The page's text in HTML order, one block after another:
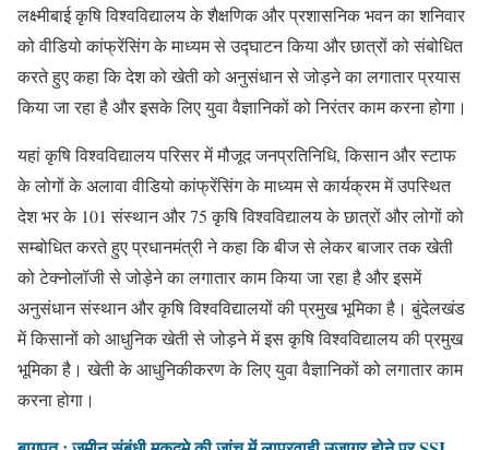
लक्ष्मीबाई कृषि विश्वविद्यालय के शैक्षणिक और प्रशासनिक भवन का शनिवार
को वीडियो कांफ्रेंसिंग के माध्यम से उद्घाटन किया और छात्रों को संबोधित
करते हुए कहा कि देश को खेती को अनुसंधान से जोड़ने का लगातार प्रयास
किया जा रहा है और इसके लिए युवा वैज्ञानिकों को निरंतर काम करना होगा।
यहां कृषि विश्वविद्यालय परिसर में मौजूद जनप्रतिनिधि, किसान और स्टाफ
के लोगों के अलावा वीडियो कांफ्रेंसिंग के माध्यम से कार्यक्रम में उपस्थित
देश भर के 101 संस्थान और 75 कृषि विश्वविद्यालय के छात्रों और लोगों को
सम्बोधित करते हुए प्रधानमंत्री ने कहा कि बीज से लेकर बाजार तक खेती
को टेक्नोलॉजी से जोड़ेने का लगातार काम किया जा रहा है और इसमें
अनुसंधान संस्थान और कृषि विश्वविद्यालयों की प्रमुख भूमिका है। बुंदेलखंड
में किसानों को आधुनिक खेती से जोड़ने में इस कृषि विश्वविद्यालय की प्रमुख
भूमिका है। खेती के आधुनिकीकरण के लिए युवा वैज्ञानिकों को लगातार काम
करना होगा।